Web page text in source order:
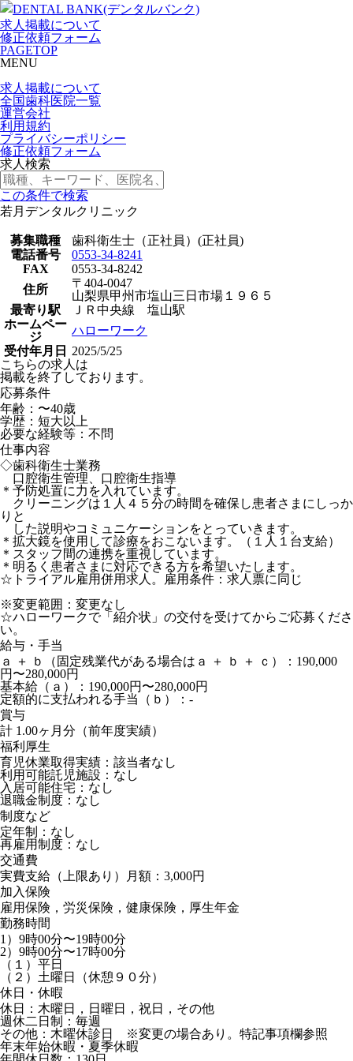
求人掲載について
修正依頼フォーム
PAGETOP
MENU
求人掲載について
全国歯科医院一覧
運営会社
利用規約
プライバシーポリシー
修正依頼フォーム
求人検索
この条件で検索
若月デンタルクリニック
募集職種
歯科衛生士（正社員）(正社員)
電話番号
0553-34-8241
FAX
0553-34-8242
住所
〒404-0047
山梨県甲州市塩山三日市場１９６５
最寄り駅
ＪＲ中央線 塩山駅
ホームペー
ジ
ハローワーク
受付年月日
2025/5/25
こちらの求人は
掲載を終了しております。
応募条件
年齢：〜40歳
学歴：短大以上
必要な経験等：不問
仕事内容
◇歯科衛生士業務
口腔衛生管理、口腔衛生指導
＊予防処置に力を入れています。
クリーニングは１人４５分の時間を確保し患者さまにしっか
りと
した説明やコミュニケーションをとっていきます。
＊拡大鏡を使用して診療をおこないます。（１人１台支給）
＊スタッフ間の連携を重視しています。
＊明るく患者さまに対応できる方を希望いたします。
☆トライアル雇用併用求人。雇用条件：求人票に同じ
※変更範囲：変更なし
☆ハローワークで「紹介状」の交付を受けてからご応募くださ
い。
給与・手当
ａ ＋ ｂ（固定残業代がある場合はａ ＋ ｂ ＋ ｃ）：190,000
円〜280,000円
基本給（ａ）：190,000円〜280,000円
定額的に支払われる手当（ｂ）：-
賞与
計 1.00ヶ月分（前年度実績）
福利厚生
育児休業取得実績：該当者なし
利用可能託児施設：なし
入居可能住宅：なし
退職金制度：なし
制度など
定年制：なし
再雇用制度：なし
交通費
実費支給（上限あり）月額：3,000円
加入保険
雇用保険，労災保険，健康保険，厚生年金
勤務時間
1）9時00分〜19時00分
2）9時00分〜17時00分
（１）平日
（２）土曜日（休憩９０分）
休日・休暇
休日：木曜日，日曜日，祝日，その他
週休二日制：毎週
その他：木曜休診日 ※変更の場合あり。特記事項欄参照
年末年始休暇・夏季休暇